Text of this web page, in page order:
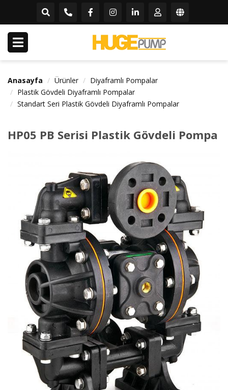
Anasayfa Ürünler
Diyaframlı Pompalar
Plastik Gövdeli Diyaframlı Pompalar
Standart Seri Plastik Gövdeli Diyaframlı Pompalar
HP05 PB Serisi Plastik Gövdeli Pompa